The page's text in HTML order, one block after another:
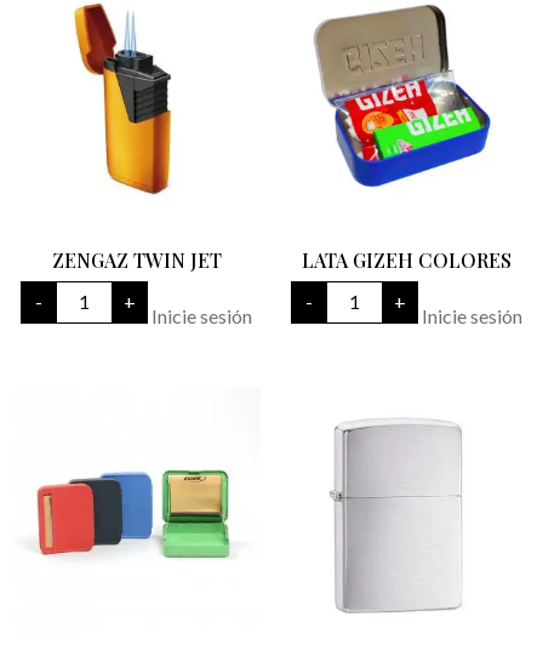
ZENGAZ TWIN JET
-
ZENGAZ
TWIN
JET
+
Inicie sesión
LATA GIZEH COLORES
-
LATA
GIZEH
COLORES
+
Inicie sesión